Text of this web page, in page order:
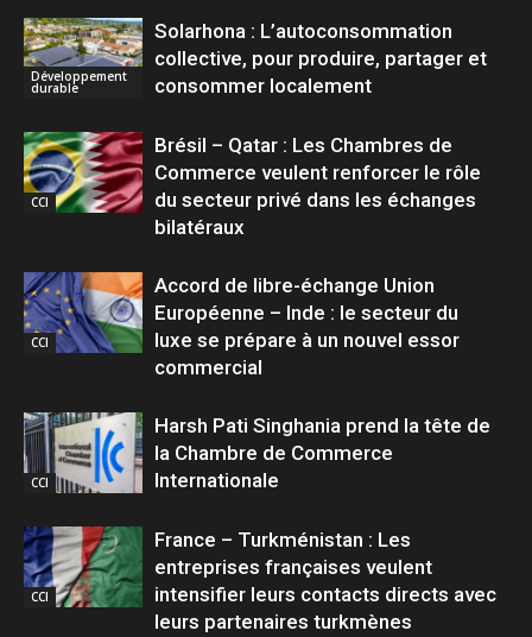
Développement
durable
Solarhona : L’autoconsommation
collective, pour produire, partager et
consommer localement
CCI
Brésil – Qatar : Les Chambres de
Commerce veulent renforcer le rôle
du secteur privé dans les échanges
bilatéraux
CCI
Accord de libre-échange Union
Européenne – Inde : le secteur du
luxe se prépare à un nouvel essor
commercial
CCI
Harsh Pati Singhania prend la tête de
la Chambre de Commerce
Internationale
CCI
France – Turkménistan : Les
entreprises françaises veulent
intensifier leurs contacts directs avec
leurs partenaires turkmènes